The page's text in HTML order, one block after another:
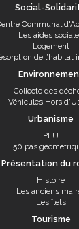
Social-
Communal
Les aides
Logement
de l’habitat
Collecte des
Véhicules Hors
Urbanisme
PLU
50 pas
Présentation du
Histoire
Les anciens
Les îlets
Tourisme